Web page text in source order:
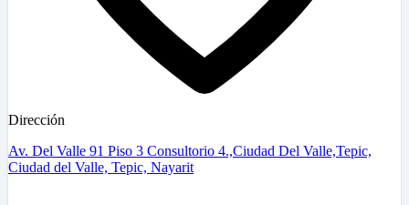
Dirección
Av. Del Valle 91 Piso 3 Consultorio 4.,Ciudad Del Valle,Tepic,
Ciudad del Valle, Tepic, Nayarit